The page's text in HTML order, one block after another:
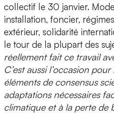
collectif le 30 janvier.
installation, foncier,
extérieur, solidarité
le tour de la plupart des
réellement fait ce travail
C’est aussi l’occasion
éléments de consensus
adaptations nécessaires
climatique et à la perte de